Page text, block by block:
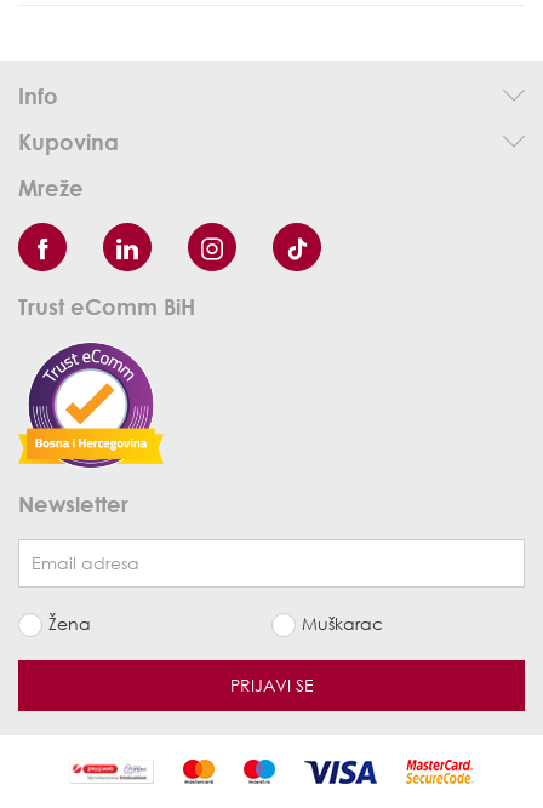
Info
Kupovina
Mreže
Trust eComm BiH
Newsletter
Žena Muškarac
PRIJAVI SE